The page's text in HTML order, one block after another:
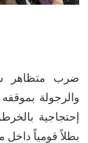
ضرب متظاهر
والرجولة
إحتجاجية
بطلاً قومياً داخل